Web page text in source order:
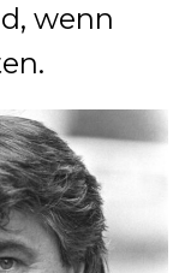
wenn